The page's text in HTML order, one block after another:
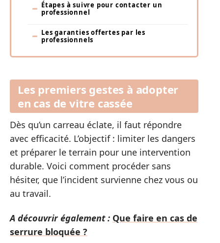
Étapes à suivre pour contacter un
professionnel
Les garanties offertes par les
professionnels
Les premiers gestes à adopter
en cas de vitre cassée
Dès qu’un carreau éclate, il faut répondre
avec efficacité. L’objectif : limiter les dangers
et préparer le terrain pour une intervention
durable. Voici comment procéder sans
hésiter, que l’incident survienne chez vous ou
au travail.
A découvrir également : Que faire en cas de
serrure bloquée ?